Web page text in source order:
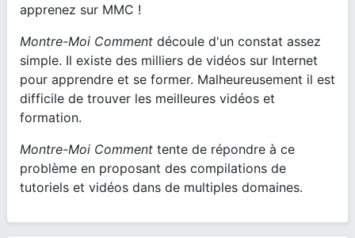
apprenez sur MMC !
Montre-Moi Comment découle d'un constat assez
simple. Il existe des milliers de vidéos sur Internet
pour apprendre et se former. Malheureusement il est
difficile de trouver les meilleures vidéos et
formation.
Montre-Moi Comment tente de répondre à ce
problème en proposant des compilations de
tutoriels et vidéos dans de multiples domaines.